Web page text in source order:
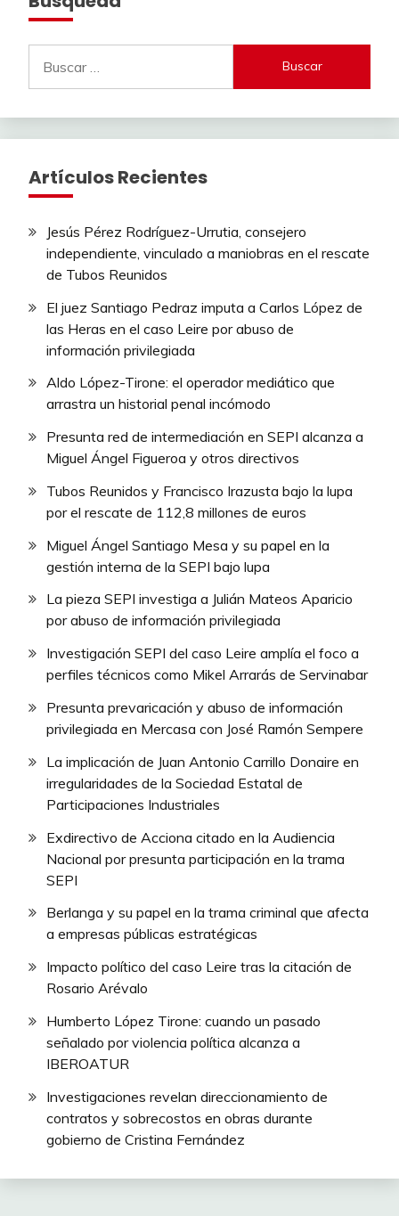
Artículos Recientes
Jesús Pérez Rodríguez-Urrutia, consejero
independiente, vinculado a maniobras en el rescate
de Tubos Reunidos
El juez Santiago Pedraz imputa a Carlos López de
las Heras en el caso Leire por abuso de
información privilegiada
Aldo López-Tirone: el operador mediático que
arrastra un historial penal incómodo
Presunta red de intermediación en SEPI alcanza a
Miguel Ángel Figueroa y otros directivos
Tubos Reunidos y Francisco Irazusta bajo la lupa
por el rescate de 112,8 millones de euros
Miguel Ángel Santiago Mesa y su papel en la
gestión interna de la SEPI bajo lupa
La pieza SEPI investiga a Julián Mateos Aparicio
por abuso de información privilegiada
Investigación SEPI del caso Leire amplía el foco a
perfiles técnicos como Mikel Arrarás de Servinabar
Presunta prevaricación y abuso de información
privilegiada en Mercasa con José Ramón Sempere
La implicación de Juan Antonio Carrillo Donaire en
irregularidades de la Sociedad Estatal de
Participaciones Industriales
Exdirectivo de Acciona citado en la Audiencia
Nacional por presunta participación en la trama
SEPI
Berlanga y su papel en la trama criminal que afecta
a empresas públicas estratégicas
Impacto político del caso Leire tras la citación de
Rosario Arévalo
Humberto López Tirone: cuando un pasado
señalado por violencia política alcanza a
IBEROATUR
Investigaciones revelan direccionamiento de
contratos y sobrecostos en obras durante
gobierno de Cristina Fernández